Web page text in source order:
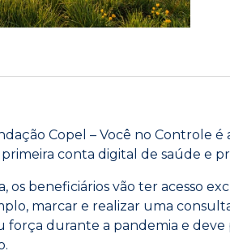
Copel – Você no Controle é
conta digital de saúde e
os beneficiários vão ter acesso
marcar e realizar uma
força durante a pandemia e deve